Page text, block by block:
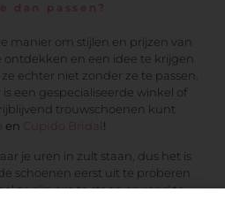
dan passen?
manier om stijlen en prijzen van
en een idee te krijgen
echter niet zonder ze te passen.
een gespecialiseerde winkel of
trouwschoenen kunt
en Cupido Bridal !
je uren in zult staan, dus het is
schoenen eerst uit te proberen
ze zijn om te staan en rond te